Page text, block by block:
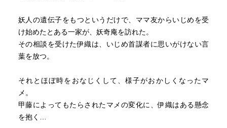
妖人の遺伝子をもつというだけで、ママ友からいじめを受
け始めたとある一家が、妖奇庵を訪れた。
その相談を受けた伊織は、いじめ首謀者に思いがけない言
葉を放つ。
それとほぼ時をおなじくして、様子がおかしくなったマ
メ。
甲藤によってもたらされたマメの変化に、伊織はある懸念
を抱く…